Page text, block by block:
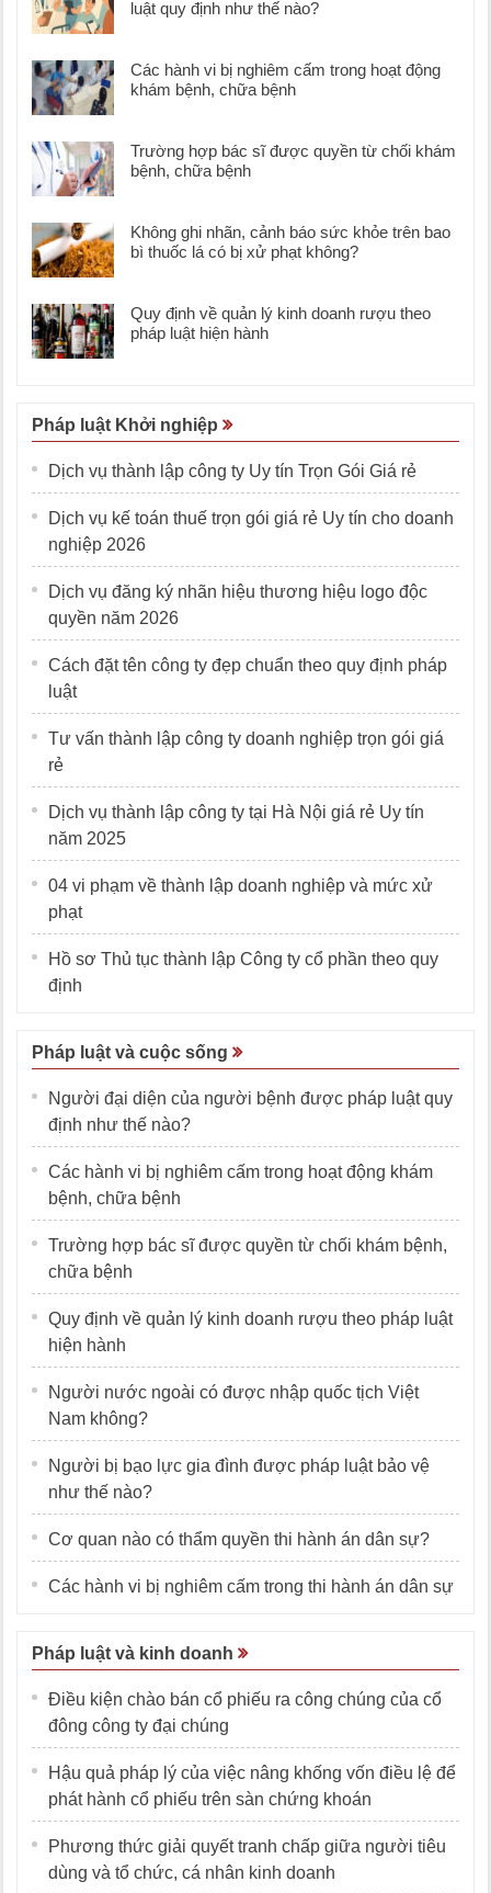
luật quy định như thế nào?
Các hành vi bị nghiêm cấm trong hoạt động
khám bệnh, chữa bệnh
Trường hợp bác sĩ được quyền từ chối khám
bệnh, chữa bệnh
Không ghi nhãn, cảnh báo sức khỏe trên bao
bì thuốc lá có bị xử phạt không?
Quy định về quản lý kinh doanh rượu theo
pháp luật hiện hành
Pháp luật Khởi nghiệp
Dịch vụ thành lập công ty Uy tín Trọn Gói Giá rẻ
Dịch vụ kế toán thuế trọn gói giá rẻ Uy tín cho doanh
nghiệp 2026
Dịch vụ đăng ký nhãn hiệu thương hiệu logo độc
quyền năm 2026
Cách đặt tên công ty đẹp chuẩn theo quy định pháp
luật
Tư vấn thành lập công ty doanh nghiệp trọn gói giá
rẻ
Dịch vụ thành lập công ty tại Hà Nội giá rẻ Uy tín
năm 2025
04 vi phạm về thành lập doanh nghiệp và mức xử
phạt
Hồ sơ Thủ tục thành lập Công ty cổ phần theo quy
định
Pháp luật và cuộc sống
Người đại diện của người bệnh được pháp luật quy
định như thế nào?
Các hành vi bị nghiêm cấm trong hoạt động khám
bệnh, chữa bệnh
Trường hợp bác sĩ được quyền từ chối khám bệnh,
chữa bệnh
Quy định về quản lý kinh doanh rượu theo pháp luật
hiện hành
Người nước ngoài có được nhập quốc tịch Việt
Nam không?
Người bị bạo lực gia đình được pháp luật bảo vệ
như thế nào?
Cơ quan nào có thẩm quyền thi hành án dân sự?
Các hành vi bị nghiêm cấm trong thi hành án dân sự
Pháp luật và kinh doanh
Điều kiện chào bán cổ phiếu ra công chúng của cổ
đông công ty đại chúng
Hậu quả pháp lý của việc nâng khống vốn điều lệ để
phát hành cổ phiếu trên sàn chứng khoán
Phương thức giải quyết tranh chấp giữa người tiêu
dùng và tổ chức, cá nhân kinh doanh